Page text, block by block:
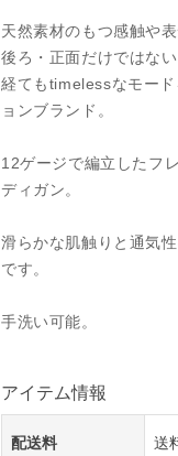
天然素材のもつ感触や
後ろ・正面だけではな
経てもtimelessなモー
ョンブランド。
12ゲージで編立したフ
ディガン。
滑らかな肌触りと通気
です。
手洗い可能。
アイテム情報
配送料
送